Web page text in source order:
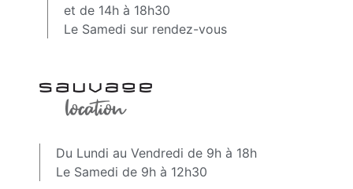
et de 14h à 18h30
Le Samedi sur rendez-vous
Du Lundi au Vendredi de 9h à 18h
Le Samedi de 9h à 12h30